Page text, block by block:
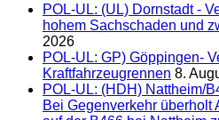
POL-UL: (UL) Dornstadt -
hohem Sachschaden und
2026
POL-UL: GP) Göppingen-
Kraftfahrzeugrennen 8.
POL-UL: (HDH) Nattheim/
Bei Gegenverkehr überholt